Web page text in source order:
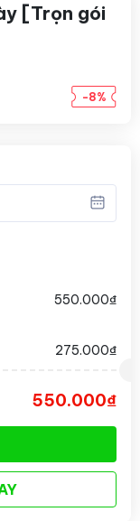
[Trọn gói
-8%
550.000₫
275.000₫
550.000₫